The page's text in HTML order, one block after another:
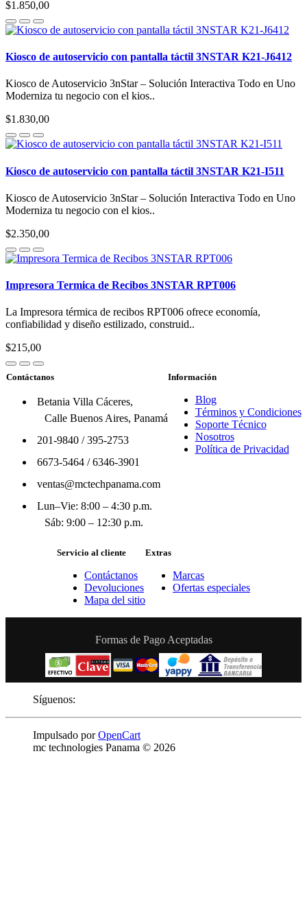
$1.850,00
Kiosco de autoservicio con pantalla táctil 3NSTAR K21-J6412
Kiosco de Autoservicio 3nStar – Solución Interactiva Todo en Uno
Moderniza tu negocio con el kios..
$1.830,00
Kiosco de autoservicio con pantalla táctil 3NSTAR K21-I511
Kiosco de Autoservicio 3nStar – Solución Interactiva Todo en Uno
Moderniza tu negocio con el kios..
$2.350,00
Impresora Termica de Recibos 3NSTAR RPT006
La Impresora térmica de recibos RPT006 ofrece economía,
confiabilidad y diseño estilizado, construid..
$215,00
Contáctanos
Betania Villa Cáceres,
Calle Buenos Aires, Panamá
201-9840/395-2753
6673-5464/6346-3901
ventas@mctechpanama.com
Lun–Vie: 8:00 – 4:30 p.m.
Sáb: 9:00 – 12:30 p.m.
Información
Blog
Términos y Condiciones
Soporte Técnico
Nosotros
Política de Privacidad
Servicio al cliente
Contáctanos
Devoluciones
Mapa del sitio
Extras
Marcas
Ofertas especiales
Formas de Pago Aceptadas
Síguenos:
Impulsado porOpenCart
mc technologies Panama © 2026